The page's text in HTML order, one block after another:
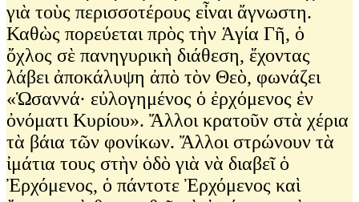
γιὰ τοὺς περισσοτέρους εἶναι ἄγνωστη.
Καθὼς πορεύεται πρὸς τὴν Ἁγία Γῆ, ὁ
ὄχλος σὲ πανηγυρικὴ διάθεση, ἔχοντας
λάβει ἀποκάλυψη ἀπὸ τὸν Θεὸ, φωνάζει
«Ὡσαννά· εὐλογημένος ὁ ἐρχόμενος ἐν
ὀνόματι Κυρίου». Ἄλλοι κρατοῦν στὰ χέρια
τὰ βάια τῶν φονίκων. Ἄλλοι στρώνουν τὰ
ἰμάτια τους στὴν ὁδὸ γιὰ νὰ διαβεῖ ὁ
Ἐρχόμενος, ὁ πάντοτε Ἐρχόμενος καὶ